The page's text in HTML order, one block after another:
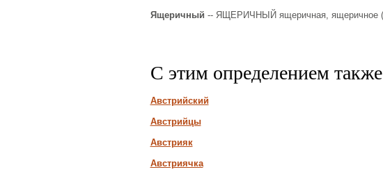
Ящеричный -- ЯЩЕРИЧНЫЙ ящеричная, ящеричное
С этим определением
Австрийский
Австрийцы
Австрияк
Австриячка